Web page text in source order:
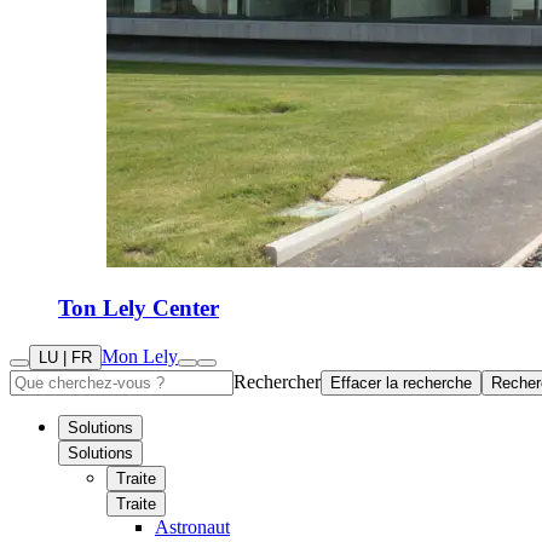
Ton Lely Center
LU | FR Mon Lely
Rechercher
Effacer la recherche
Solutions
Solutions
Traite
Traite
Astronaut